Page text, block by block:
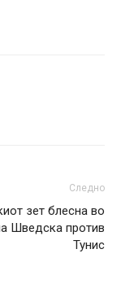
Следно
зет блесна во
Шведска против
Тунис